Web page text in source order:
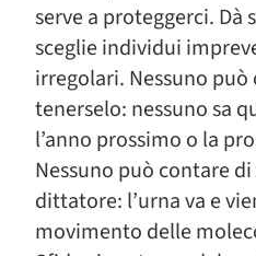
serve a proteggerci. Dà
sceglie individui
irregolari. Nessuno
tenerselo: nessuno sa
l’anno prossimo o la
Nessuno può contare
dittatore: l’urna va e
movimento delle